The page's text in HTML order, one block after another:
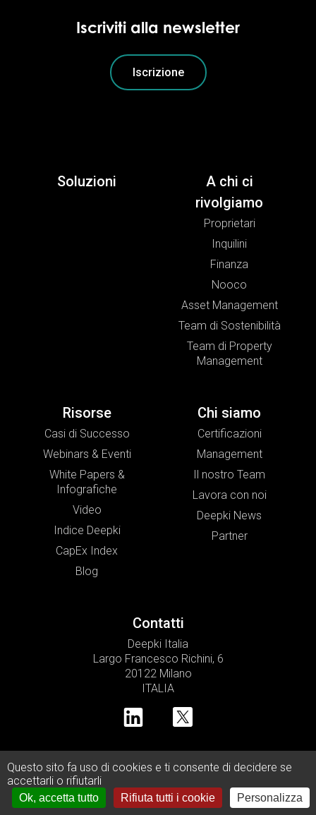
Iscriviti alla newsletter
Iscrizione
Soluzioni
A chi ci
rivolgiamo
Proprietari
Inquilini
Finanza
Nooco
Asset Management
Team di Sostenibilità
Team di Property
Management
Risorse
Casi di Successo
Webinars & Eventi
White Papers &
Infografiche
Video
Indice Deepki
CapEx Index
Blog
Chi siamo
Certificazioni
Management
Il nostro Team
Lavora con noi
Deepki News
Partner
Contatti
Deepki Italia
Largo Francesco Richini, 6
20122 Milano
ITALIA
© Copyright 2026 Deepki SAS •
Privacy Policy
Cookies Policy Legal Notice
Questo sito fa uso di cookies e ti consente di decidere se
accettarli o rifiutarli
Ok, accetta tutto Rifiuta tutti i cookie Personalizza